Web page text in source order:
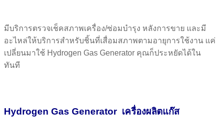
มีบริการตรวจเช็คสภาพเครื่อง/ซ่อมบำรุง หลังการขาย และมี
อะไหล่ให้บริการสำหรับชิ้นที่เสื่อมสภาพตามอายุการใช้งาน แค่
เปลี่ยนมาใช้ Hydrogen Gas Generator คุณก็ประหยัดได้ใน
ทันที
Hydrogen Gas Generator เครื่องผลิตแก๊ส